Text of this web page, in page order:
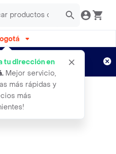
tu dirección en
. Mejor servicio,
más rápidas y
más
semanas
Aplican TyC
2 Lb